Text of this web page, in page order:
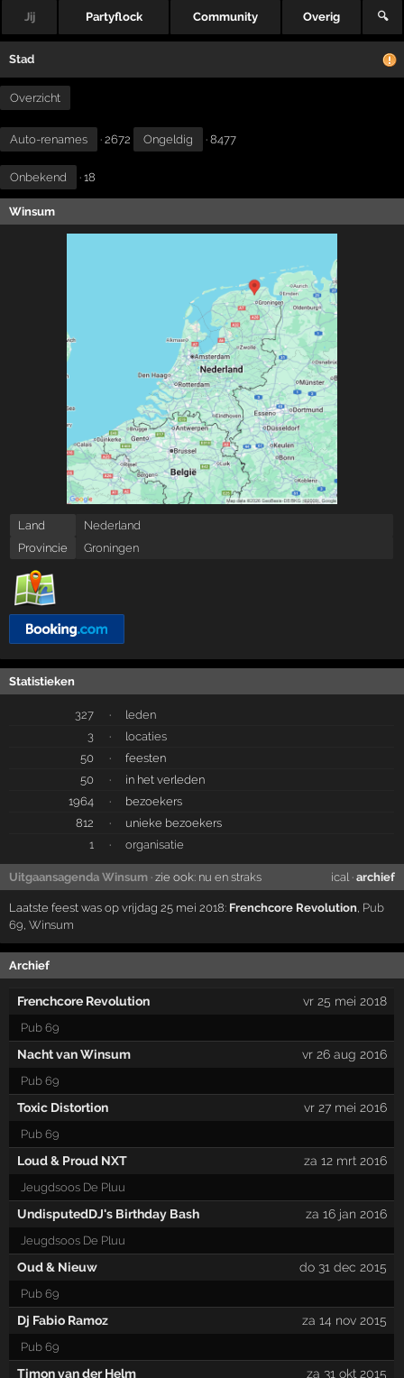
Jij Partyflock Community Overig 🔍
Stad
Overzicht
Auto-renames · 2672 Ongeldig · 8477
Onbekend · 18
Winsum
Land
Nederland
Provincie
Groningen
Statistieken
327 ·
leden
3
·
locaties
50
·
feesten
50
·
in het verleden
1964
·
bezoekers
812
·
unieke bezoekers
1
· organisatie
Uitgaansagenda Winsum · zie ook: nu en straks ical· archief
Laatste feest was op vrijdag 25 mei 2018: Frenchcore Revolution, Pub
69,Winsum
Archief
Frenchcore Revolution vr 25 mei 2018
Pub 69
Nacht van Winsum vr 26 aug 2016
Pub 69
Toxic Distortion vr 27 mei 2016
Pub 69
Loud & Proud NXT za 12 mrt 2016
Jeugdsoos De Pluu
UndisputedDJ's Birthday Bash za 16 jan 2016
Jeugdsoos De Pluu
Oud & Nieuw do 31 dec 2015
Pub 69
Dj Fabio Ramoz za 14 nov 2015
Pub 69
Timon van der Helm za 31 okt 2015